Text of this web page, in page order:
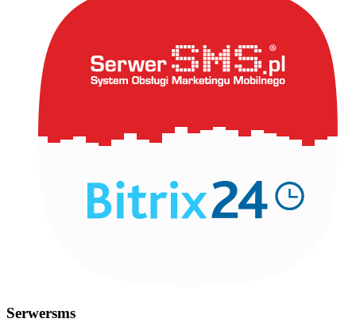
Serwersms